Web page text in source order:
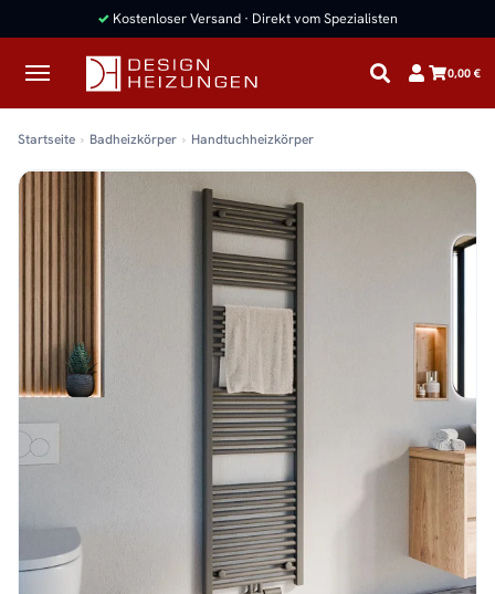
✓ Kostenloser Versand · Direkt vom Spezialisten
0,00 €
Startseite Badheizkörper Handtuchheizkörper